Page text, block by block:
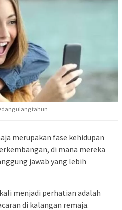
ulang tahun
merupakan fase kehidupan
di mana mereka
jawab yang lebih
menjadi perhatian adalah
di kalangan remaja.